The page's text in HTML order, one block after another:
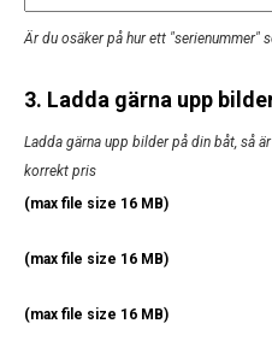
Är du osäker på hur ett "serienummer"
3. Ladda gärna upp
Ladda gärna upp bilder på din båt, så
korrekt pris
(max file size 16 MB)
(max file size 16 MB)
(max file size 16 MB)